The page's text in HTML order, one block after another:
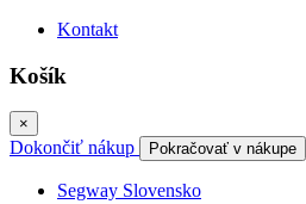
Kontakt
Košík
×
Dokončiť nákup Pokračovať v nákupe
Segway Slovensko